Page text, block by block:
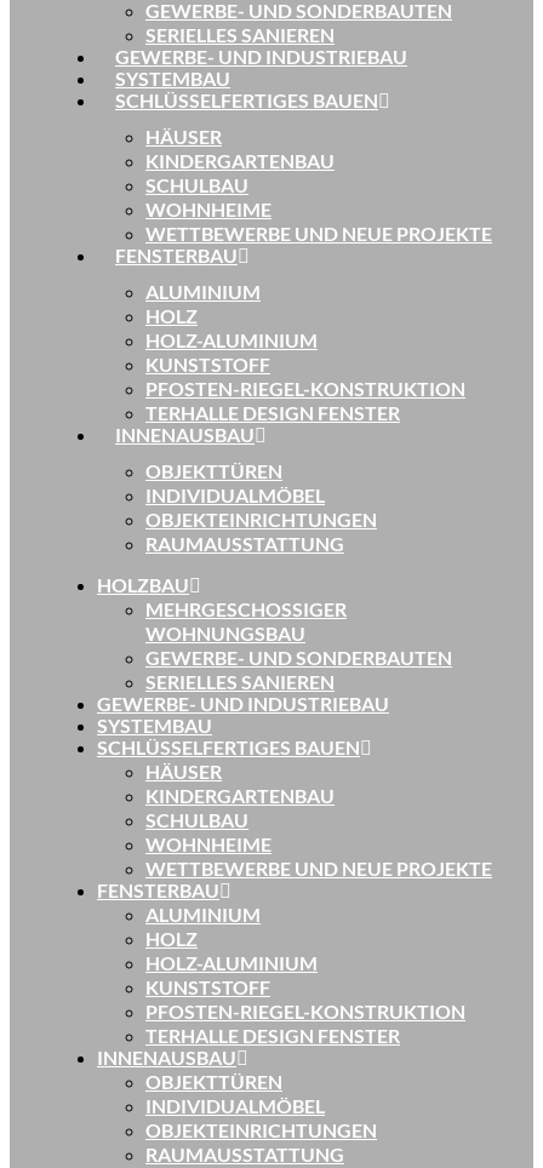
GEWERBE- UND SONDERBAUTEN
SERIELLES SANIEREN
GEWERBE- UND INDUSTRIEBAU
SYSTEMBAU
SCHLÜSSELFERTIGES BAUEN
HÄUSER
KINDERGARTENBAU
SCHULBAU
WOHNHEIME
WETTBEWERBE UND NEUE PROJEKTE
FENSTERBAU
ALUMINIUM
HOLZ
HOLZ-ALUMINIUM
KUNSTSTOFF
PFOSTEN-RIEGEL-KONSTRUKTION
TERHALLE DESIGN FENSTER
INNENAUSBAU
OBJEKTTÜREN
INDIVIDUALMÖBEL
OBJEKTEINRICHTUNGEN
RAUMAUSSTATTUNG
HOLZBAU
MEHRGESCHOSSIGER
WOHNUNGSBAU
GEWERBE- UND SONDERBAUTEN
SERIELLES SANIEREN
GEWERBE- UND INDUSTRIEBAU
SYSTEMBAU
SCHLÜSSELFERTIGES BAUEN
HÄUSER
KINDERGARTENBAU
SCHULBAU
WOHNHEIME
WETTBEWERBE UND NEUE PROJEKTE
FENSTERBAU
ALUMINIUM
HOLZ
HOLZ-ALUMINIUM
KUNSTSTOFF
PFOSTEN-RIEGEL-KONSTRUKTION
TERHALLE DESIGN FENSTER
INNENAUSBAU
OBJEKTTÜREN
INDIVIDUALMÖBEL
OBJEKTEINRICHTUNGEN
RAUMAUSSTATTUNG